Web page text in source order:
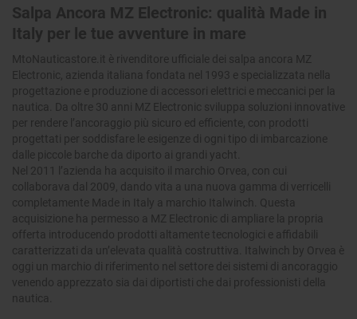
Salpa Ancora MZ Electronic: qualità Made in
Italy per le tue avventure in mare
MtoNauticastore.it è rivenditore ufficiale dei salpa ancora MZ
Electronic, azienda italiana fondata nel 1993 e specializzata nella
progettazione e produzione di accessori elettrici e meccanici per la
nautica. Da oltre 30 anni MZ Electronic sviluppa soluzioni innovative
per rendere l’ancoraggio più sicuro ed efficiente, con prodotti
progettati per soddisfare le esigenze di ogni tipo di imbarcazione
dalle piccole barche da diporto ai grandi yacht.
Nel 2011 l’azienda ha acquisito il marchio Orvea, con cui
collaborava dal 2009, dando vita a una nuova gamma di verricelli
completamente Made in Italy a marchio Italwinch. Questa
acquisizione ha permesso a MZ Electronic di ampliare la propria
offerta introducendo prodotti altamente tecnologici e affidabili
caratterizzati da un’elevata qualità costruttiva. Italwinch by Orvea è
oggi un marchio di riferimento nel settore dei sistemi di ancoraggio
venendo apprezzato sia dai diportisti che dai professionisti della
nautica.